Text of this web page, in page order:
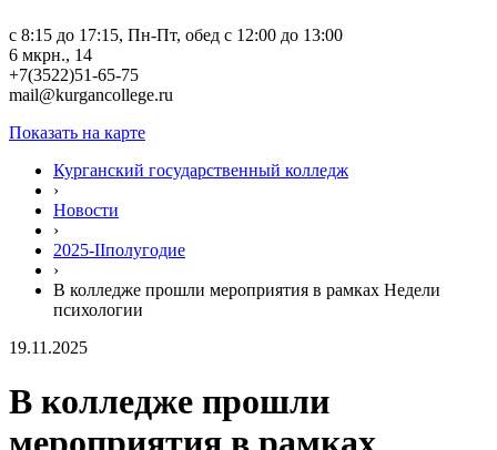
c 8:15 до 17:15, Пн-Пт, обед с 12:00 до 13:00
6 мкрн., 14
+7(3522)51-65-75
mail@kurgancollege.ru
Показать на карте
Курганский государственный колледж
›
Новости
›
2025-IIполугодие
›
В колледже прошли мероприятия в рамках Недели
психологии
19.11.2025
В колледже прошли